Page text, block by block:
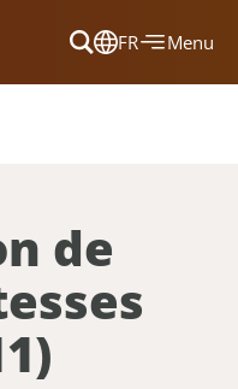
FR
Dansk
Nederlands
Menu
de